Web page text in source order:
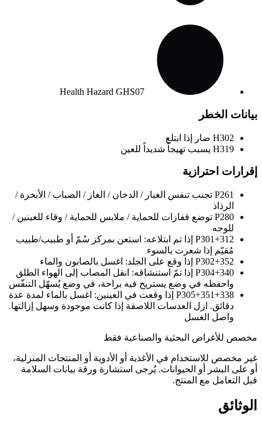
Health Hazard GHS07
بيانات الخطر
H302 ضار إذا ابتلع
H319 يسبب تهيجاً شديداً للعين
إقرارات احترازية
P261 تجنب تنفس الغبار / الدخان / الغاز / الضباب / الأبخرة /
الرذاذ
P280 توضع قفازات للحماية / ملابس للحماية / وقاء للعينين /
للوجه
P301+312 إذا تم ابتلاعه: استعن بمركز سُمّ أو طبيب/طبيب
مُقيّم إذا شعرت بالسوء
P302+352 إذا وقع على الجلد: اغسل بالصابون والماء
P304+340 إذا تمّ استنشاقه: انقل المصاب إلى الهواء الطلق
واحفظه في وضع يستريح فيه براحة، في وضع يُسهّل التنفّس
P305+351+338 إذا وقعت في العينين: اغسل بالماء لمدة عدة
دقائق. ازل العدسات اللاصقة إذا كانت موجودة وسهل إزالتها.
واصل الغسل
مخصص للأغراض البحثية والصناعية فقط
غير مخصص للاستخدام في الأغذية أو الأدوية أو المنتجات المنزلية،
أو على البشر أو الحيوانات. يُرجى استشارة ورقة بيانات السلامة
قبل التعامل مع المنتج.
الوثائق